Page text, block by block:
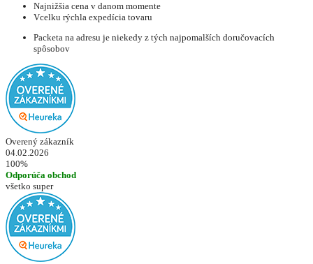
Najnižšia cena v danom momente
Vcelku rýchla expedícia tovaru
Packeta na adresu je niekedy z tých najpomalších doručovacích
spôsobov
Overený zákazník
04.02.2026
100%
Odporúča obchod
všetko super